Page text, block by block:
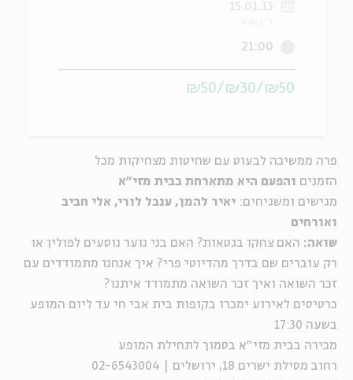
פרה ממשיכה לבעוט עם שחיטות מצחיקות מכל
הזמנים והפעם היא מתארחת בבית מזי"א
מגישים ומשגיחים: יאיר להמן, ענבל לורי, אלי חביב
ואורחים
שואה: האם צחקו בגטאות? האם בני נוער נוסעים לפולין או
רק עוברים שם בדרך מהדיוטי פרי? איך אנחנו מתמודדים עם
זכר השואה ואיך זכר השואה מתמודד איתנו?
כרטיסים לאירוע ימכרו בקופות בית אבי חי עד ליום המופע
בשעה 17:30
מכירה בבית מזי"א בסמוך לתחילת המופע
רחוב מסילת ישרים 18, ירושלים | 02-6543004
15.01.13
21:00
₪50/₪30/₪50